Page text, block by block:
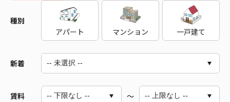
種別
アパート
マンション 一戸建て
新着
賃料 ～